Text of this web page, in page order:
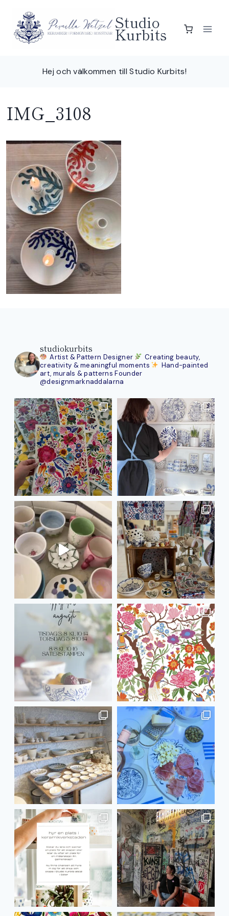
content
Studio
Kurbits
Hej och välkommen till Studio Kurbits!
IMG_3108
studiokurbits
Artist & Pattern Designer
Creating beauty,
creativity & meaningful moments
Hand-painted
art, murals & patterns Founder
@designmarknaddalarna